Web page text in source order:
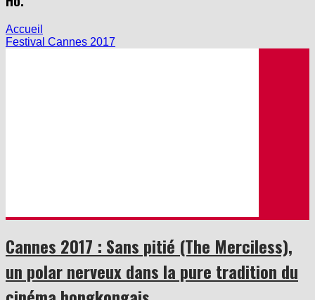
Festival Cannes 2017
Cannes 2017 : Sans pitié (The Merciless),
un polar nerveux dans la pure tradition du
cinéma hongkongais